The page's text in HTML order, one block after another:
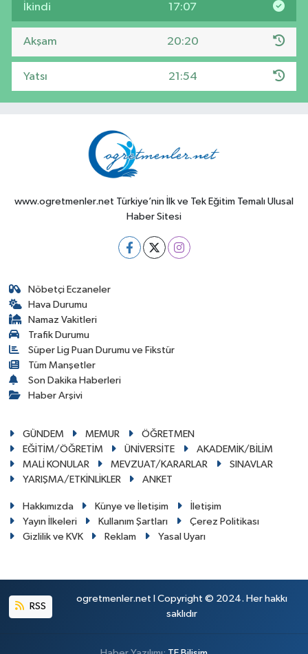
İkindi 17:07
Akşam 20:20
Yatsı 21:54
www.ogretmenler.net Türkiye’nin İlk ve Tek Eğitim Temalı Ulusal
Haber Sitesi
Nöbetçi Eczaneler
Hava Durumu
Namaz Vakitleri
Trafik Durumu
Süper Lig Puan Durumu ve Fikstür
Tüm Manşetler
Son Dakika Haberleri
Haber Arşivi
GÜNDEM MEMUR
ÖĞRETMEN
EĞİTİM/ÖĞRETİM
ÜNİVERSİTE
AKADEMİK/BİLİM
MALİ KONULAR
MEVZUAT/KARARLAR
SINAVLAR
YARIŞMA/ETKİNLİKLER
ANKET
Hakkımızda Künye ve İletişim
İletişim
Yayın İlkeleri
Kullanım Şartları
Çerez Politikası
Gizlilik ve KVK
Reklam Yasal Uyarı
RSS
ogretmenler.net I Copyright © 2024. Her hakkı
saklıdır